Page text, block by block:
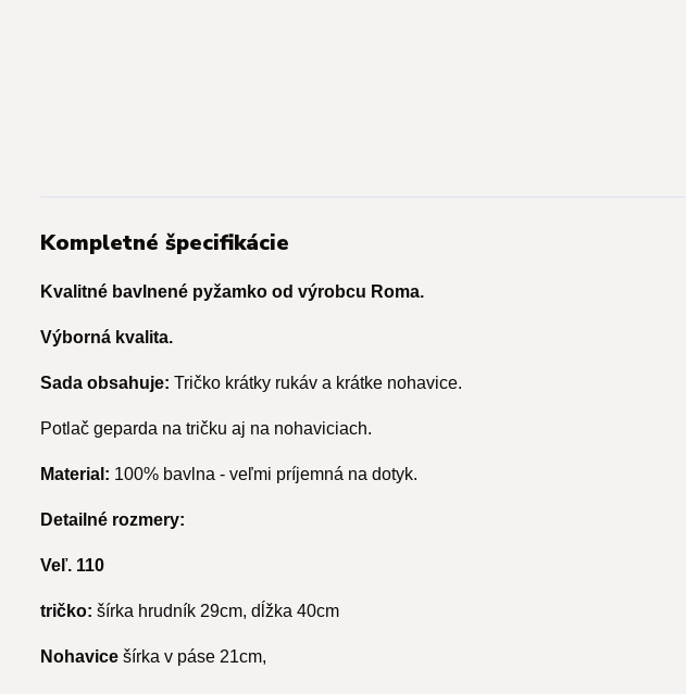
Kompletné špecifikácie
Kvalitné bavlnené pyžamko od výrobcu Roma.
Výborná kvalita.
Sada obsahuje: Tričko krátky rukáv a krátke nohavice.
Potlač geparda na tričku aj na nohaviciach.
Material: 100% bavlna - veľmi príjemná na dotyk.
Detailné rozmery:
Veľ. 110
tričko: šírka hrudník 29cm, dĺžka 40cm
Nohavice šírka v páse 21cm,